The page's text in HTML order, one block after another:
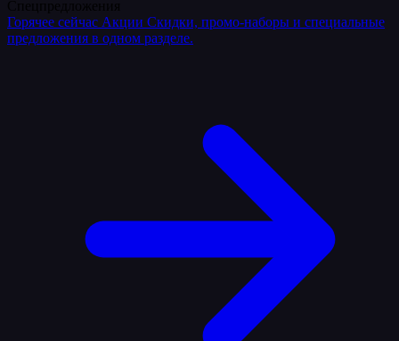
Горячее сейчас Акции Скидки, промо-наборы и специальные
предложения в одном разделе.